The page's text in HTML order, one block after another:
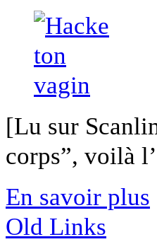
[Lu sur
corps”, voilà
En savoir plus
Old Links